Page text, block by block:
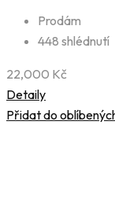
Prodám
448 shlédnutí
22,000 Kč
Detaily
Přidat do